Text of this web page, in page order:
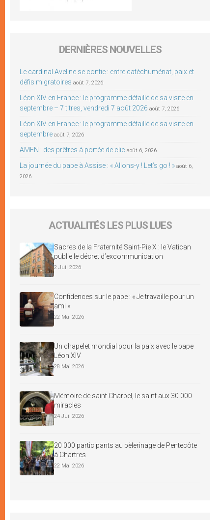
DERNIÈRES NOUVELLES
Le cardinal Aveline se confie : entre catéchuménat, paix et
défis migratoires août 7, 2026
Léon XIV en France : le programme détaillé de sa visite en
septembre – 7 titres, vendredi 7 août 2026 août 7, 2026
Léon XIV en France : le programme détaillé de sa visite en
septembre août 7, 2026
AMEN : des prêtres à portée de clic août 6, 2026
La journée du pape à Assise : « Allons-y ! Let’s go ! » août 6,
2026
ACTUALITÉS LES PLUS LUES
Sacres de la Fraternité Saint-Pie X : le Vatican
publie le décret d’excommunication
2 Juil 2026
Confidences sur le pape : « Je travaille pour un
ami »
22 Mai 2026
Un chapelet mondial pour la paix avec le pape
Léon XIV
28 Mai 2026
Mémoire de saint Charbel, le saint aux 30 000
miracles
24 Juil 2026
20 000 participants au pèlerinage de Pentecôte
à Chartres
22 Mai 2026